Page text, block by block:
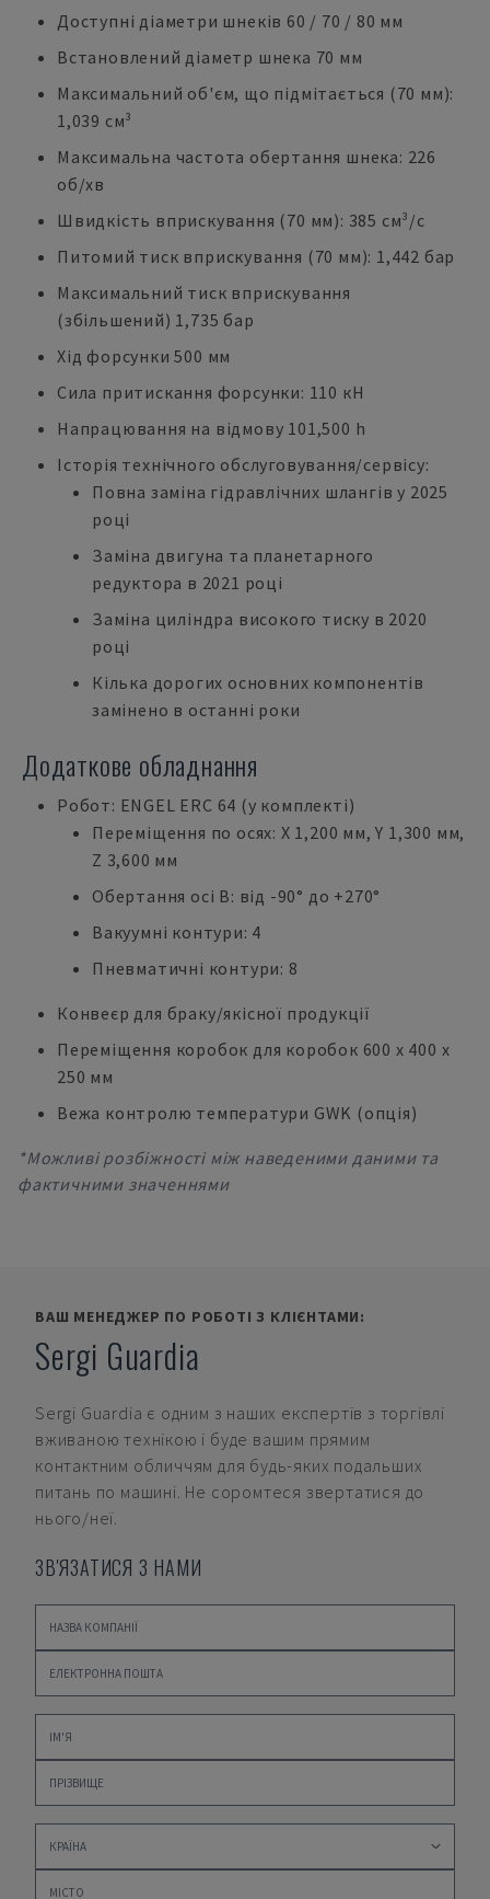
Доступні діаметри шнеків 60 / 70 / 80 мм
Встановлений діаметр шнека 70 мм
Максимальний об'єм, що підмітається (70 мм):
1,039 см³
Максимальна частота обертання шнека: 226
об/хв
Швидкість вприскування (70 мм): 385 см³/с
Питомий тиск вприскування (70 мм): 1,442 бар
Максимальний тиск вприскування
(збільшений) 1,735 бар
Хід форсунки 500 мм
Сила притискання форсунки: 110 кН
Напрацювання на відмову 101,500 h
Історія технічного обслуговування/сервісу:
Повна заміна гідравлічних шлангів у 2025
році
Заміна двигуна та планетарного
редуктора в 2021 році
Заміна циліндра високого тиску в 2020
році
Кілька дорогих основних компонентів
замінено в останні роки
Додаткове обладнання
Робот: ENGEL ERC 64 (у комплекті)
Переміщення по осях: X 1,200 мм, Y 1,300 мм,
Z 3,600 мм
Обертання осі В: від -90° до +270°
Вакуумні контури: 4
Пневматичні контури: 8
Конвеєр для браку/якісної продукції
Переміщення коробок для коробок 600 x 400 x
250 мм
Вежа контролю температури GWK (опція)
*Можливі розбіжності між наведеними даними та
фактичними значеннями
ВАШ МЕНЕДЖЕР ПО РОБОТІ З КЛІЄНТАМИ:
Sergi Guardia
Sergi Guardia є одним з наших експертів з торгівлі
вживаною технікою і буде вашим прямим
контактним обличчям для будь-яких подальших
питань по машині. Не соромтеся звертатися до
нього/неї.
ЗВ'ЯЗАТИСЯ З НАМИ